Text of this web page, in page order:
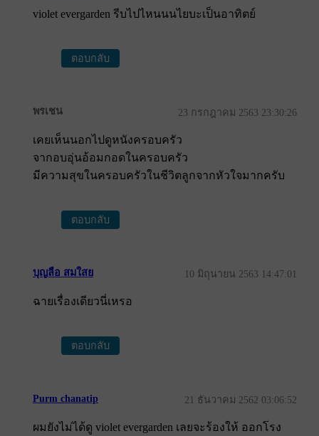
violet evergarden รีบไปไหนนนไยบะเป็นอาทิตย์
ตอบกลับ
พรเชน 23 กรกฎาคม 2563 23:30:26
เคยเห็นนอกไปดูหนังครอบครัว
จากอบอุ่นอ้อมกอดในครอบครัว
มีความสุขในครอบครัวในชีวิตลูกจากหัวใจมากครับ
ตอบกลับ
บุญลือ สมใสย 10 มิถุนายน 2563 14:47:01
ฉายเรื่องเดียวนี่เหรอ
ตอบกลับ
Purm chanatip 21 ธันวาคม 2562 03:06:52
ผมยังไม่ได้ดู violet evergarden เลยจะร้องให้ ออกโรง